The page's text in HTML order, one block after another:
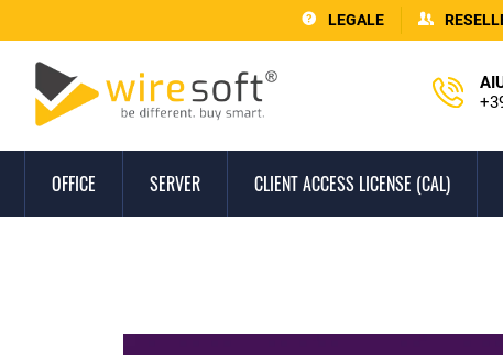
LEGALE
OFFICE SERVER CLIENT ACCESS LICENSE (CAL)